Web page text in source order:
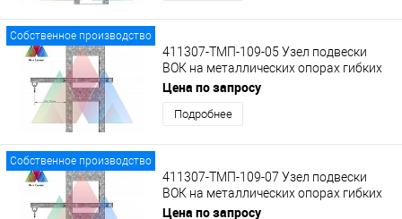
Собственное производство
411307-ТМП-109-05 Узел подвески
ВОК на металлических опорах гибких
поперечин на кронштейне с кольцом
Цена по запросу
Подробнее
Собственное производство
411307-ТМП-109-07 Узел подвески
ВОК на металлических опорах гибких
поперечин на кронштейне с кольцом
Цена по запросу